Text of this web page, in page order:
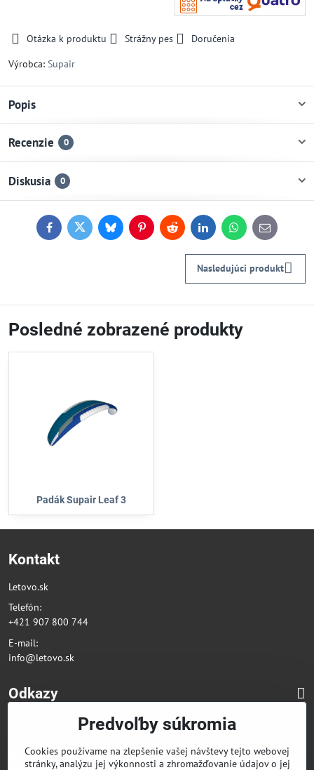
Otázka k produktu Strážny pes
Doručenia
Výrobca: Supair
Popis
Recenzie 0
Diskusia 0
FacebookTwitterBlueskyPinterestReddit LinkedInWhatsApp
E-
mail
Nasledujúci produkt
Posledné zobrazené produkty
Padák Supair Leaf 3
Kontakt
Letovo.sk
Telefón:
+421 907 800 744
E-mail:
info@letovo.sk
Odkazy
Nájdete nás na sociálnych sieťach
Facebook
Predvoľby súkromia
Cookies používame na zlepšenie vašej návštevy tejto webovej
stránky, analýzu jej výkonnosti a zhromažďovanie údajov o jej